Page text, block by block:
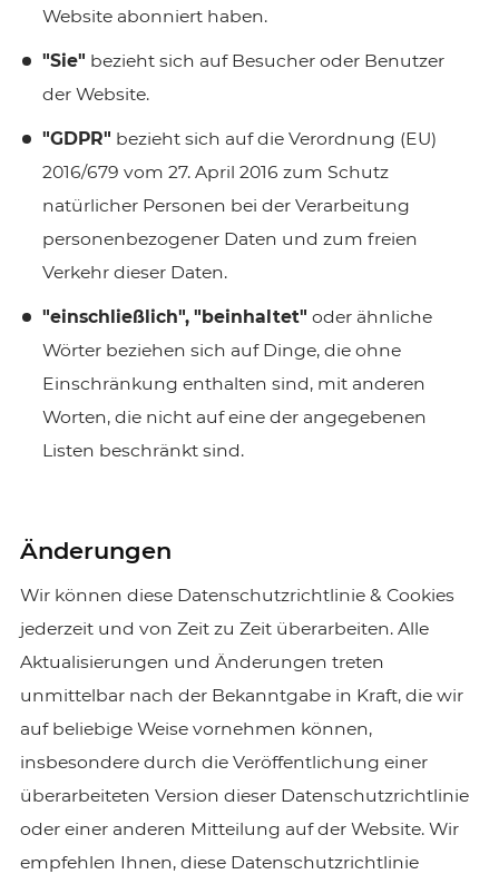
Website abonniert haben.
"Sie" bezieht sich auf Besucher oder Benutzer
der Website.
"GDPR" bezieht sich auf die Verordnung (EU)
2016/679 vom 27. April 2016 zum Schutz
natürlicher Personen bei der Verarbeitung
personenbezogener Daten und zum freien
Verkehr dieser Daten.
"einschließlich", "beinhaltet" oder ähnliche
Wörter beziehen sich auf Dinge, die ohne
Einschränkung enthalten sind, mit anderen
Worten, die nicht auf eine der angegebenen
Listen beschränkt sind.
Änderungen
Wir können diese Datenschutzrichtlinie & Cookies
jederzeit und von Zeit zu Zeit überarbeiten. Alle
Aktualisierungen und Änderungen treten
unmittelbar nach der Bekanntgabe in Kraft, die wir
auf beliebige Weise vornehmen können,
insbesondere durch die Veröffentlichung einer
überarbeiteten Version dieser Datenschutzrichtlinie
oder einer anderen Mitteilung auf der Website. Wir
empfehlen Ihnen, diese Datenschutzrichtlinie